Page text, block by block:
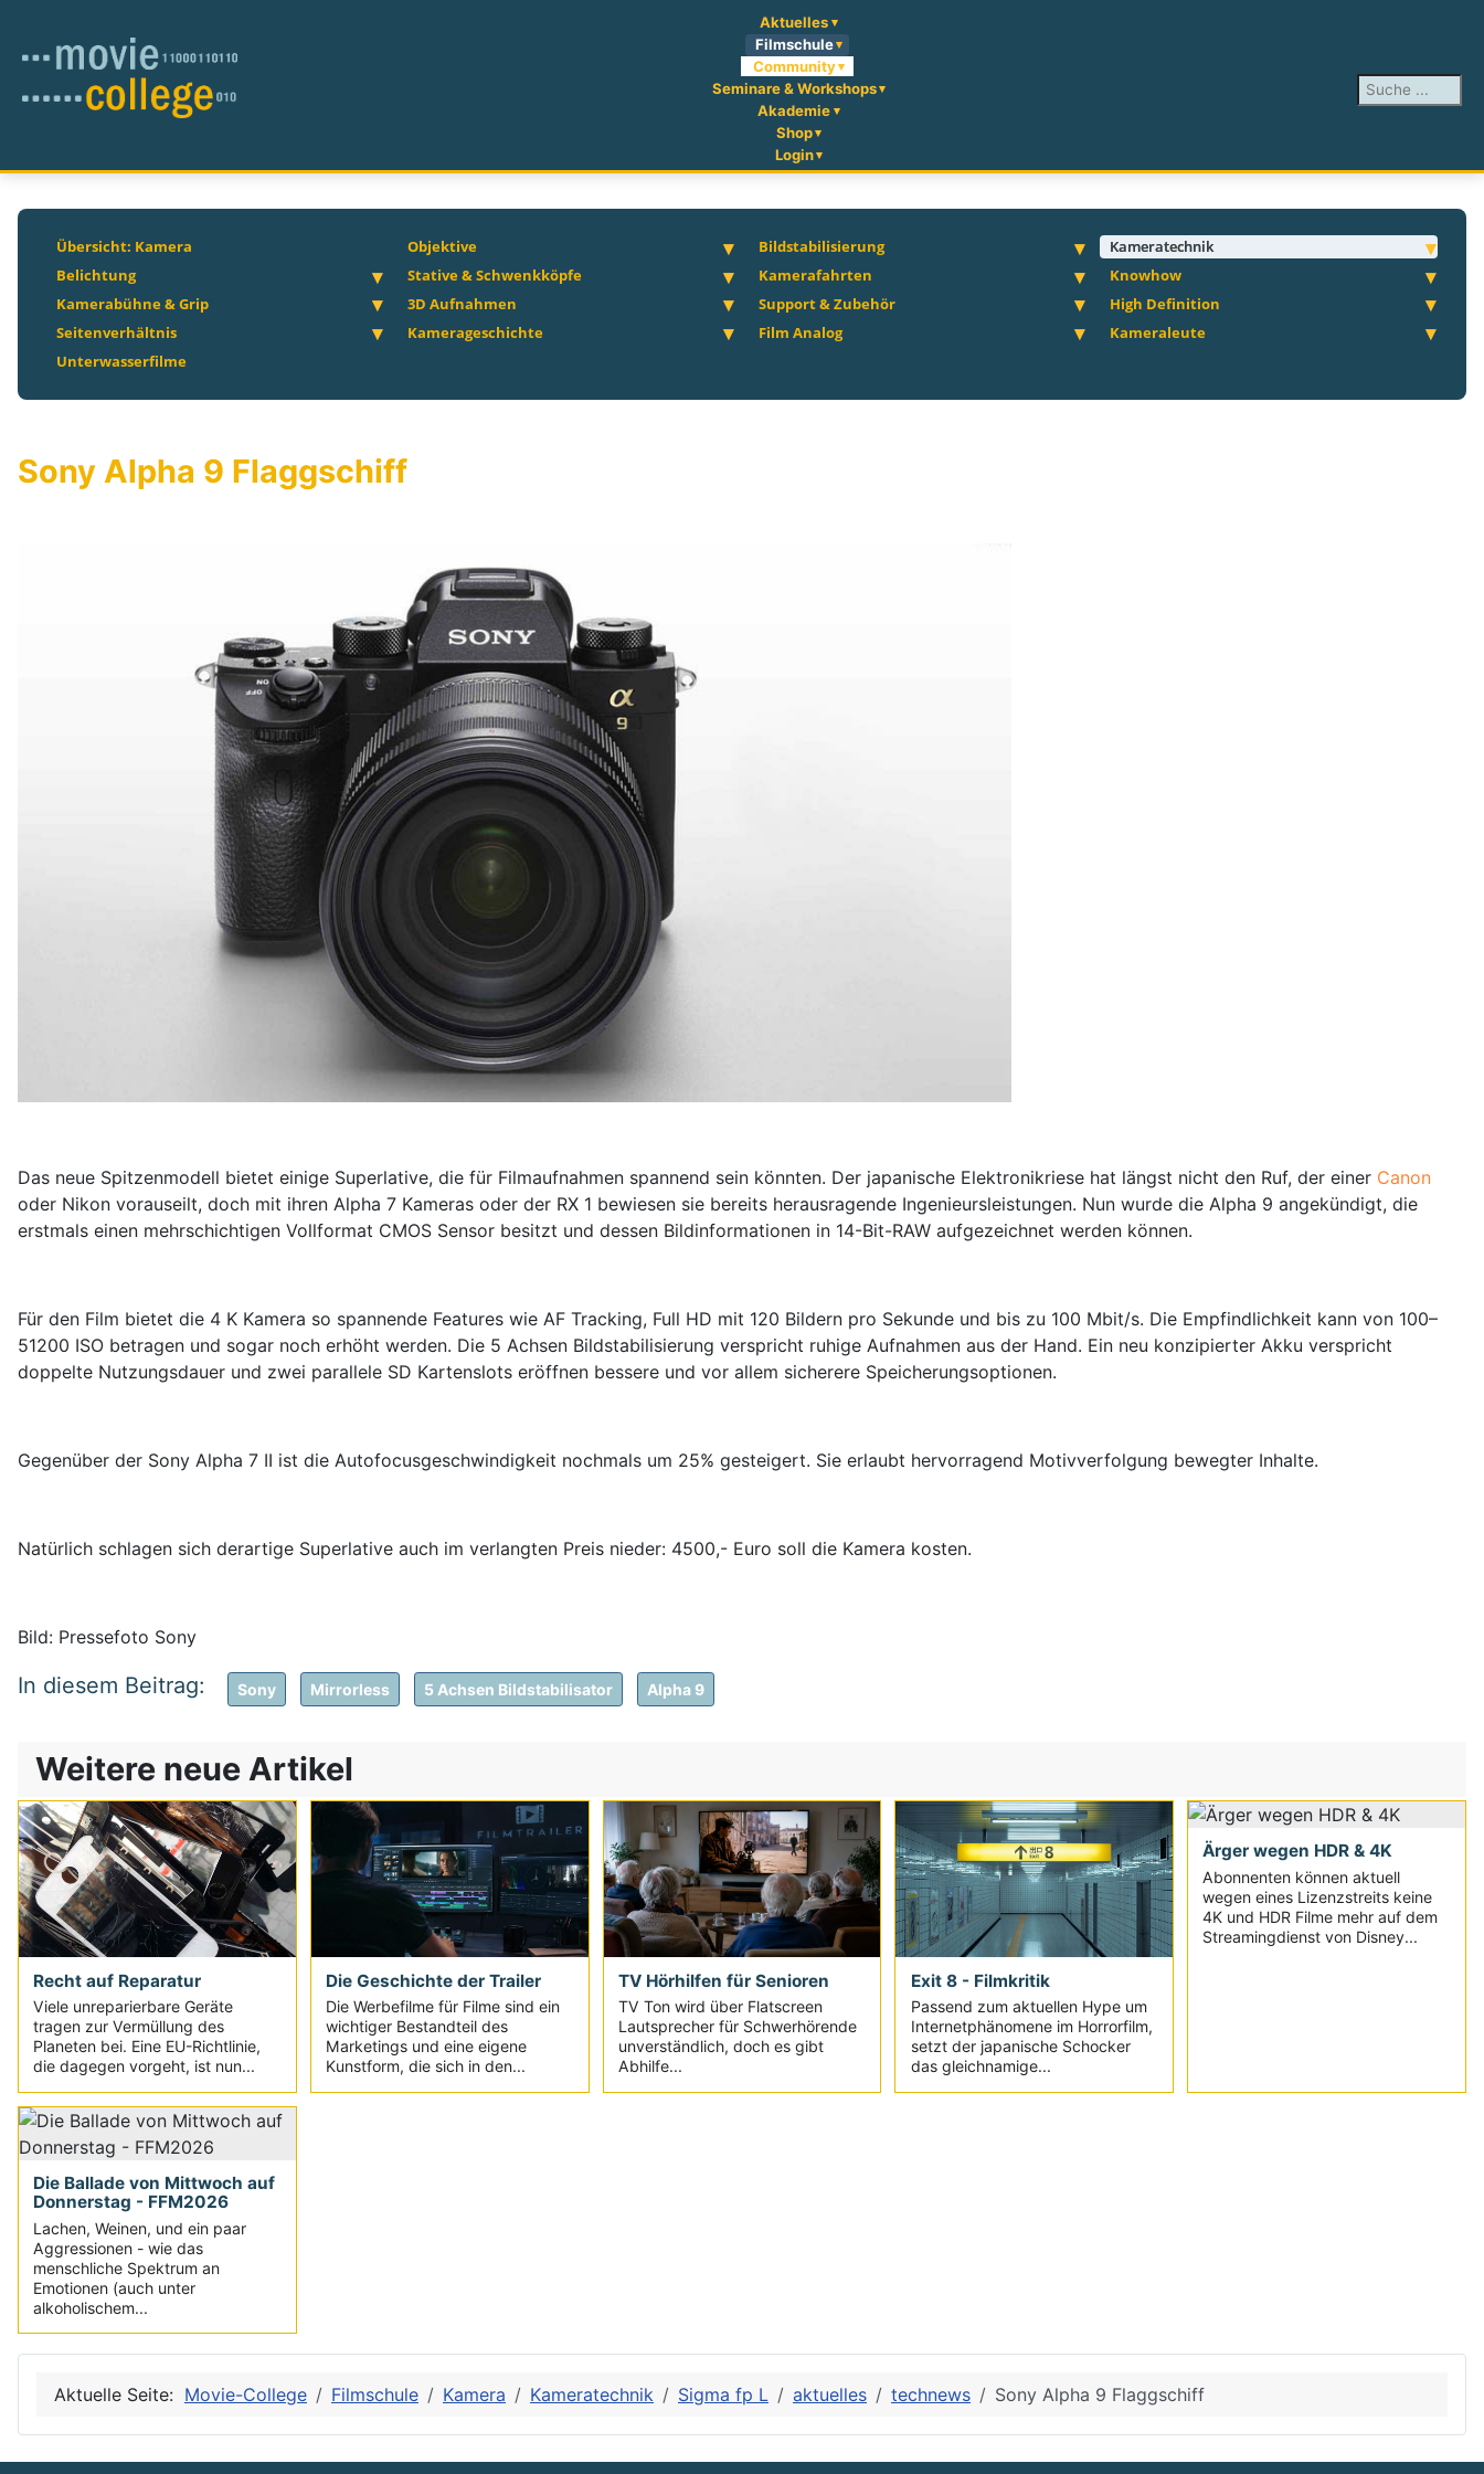
Aktuelles
Filmschule
Community
Seminare & Workshops
Akademie
Shop
Login
Suchen ...
Übersicht: Kamera Objektive Bildstabilisierung
Kameratechnik
Belichtung
Stative & Schwenkköpfe Kamerafahrten
Knowhow
Kamerabühne & Grip
3D Aufnahmen Support & Zubehör
High Definition
Seitenverhältnis
Kamerageschichte Film Analog
Kameraleute
Unterwasserfilme
Sony Alpha 9 Flaggschiff
Das neue Spitzenmodell bietet einige Superlative, die für Filmaufnahmen spannend sein könnten. Der japanische Elektronikriese hat längst nicht den Ruf, der einer Canon
oder Nikon vorauseilt, doch mit ihren Alpha 7 Kameras oder der RX 1 bewiesen sie bereits herausragende Ingenieursleistungen. Nun wurde die Alpha 9 angekündigt, die
erstmals einen mehrschichtigen Vollformat CMOS Sensor besitzt und dessen Bildinformationen in 14-Bit-RAW aufgezeichnet werden können.
Für den Film bietet die 4 K Kamera so spannende Features wie AF Tracking, Full HD mit 120 Bildern pro Sekunde und bis zu 100 Mbit/s. Die Empfindlichkeit kann von 100–
51200 ISO betragen und sogar noch erhöht werden. Die 5 Achsen Bildstabilisierung verspricht ruhige Aufnahmen aus der Hand. Ein neu konzipierter Akku verspricht
doppelte Nutzungsdauer und zwei parallele SD Kartenslots eröffnen bessere und vor allem sicherere Speicherungsoptionen.
Gegenüber der Sony Alpha 7 II ist die Autofocusgeschwindigkeit nochmals um 25% gesteigert. Sie erlaubt hervorragend Motivverfolgung bewegter Inhalte.
Natürlich schlagen sich derartige Superlative auch im verlangten Preis nieder: 4500,- Euro soll die Kamera kosten.
Bild: Pressefoto Sony
Sony Mirrorless 5 Achsen Bildstabilisator Alpha 9
Weitere neue Artikel
Recht auf Reparatur
Viele unreparierbare Geräte
tragen zur Vermüllung des
Planeten bei. Eine EU-Richtlinie,
die dagegen vorgeht, ist nun...
Die Geschichte der Trailer
Die Werbefilme für Filme sind ein
wichtiger Bestandteil des
Marketings und eine eigene
Kunstform, die sich in den...
TV Hörhilfen für Senioren
TV Ton wird über Flatscreen
Lautsprecher für Schwerhörende
unverständlich, doch es gibt
Abhilfe...
Exit 8 - Filmkritik
Passend zum aktuellen Hype um
Internetphänomene im Horrorfilm,
setzt der japanische Schocker
das gleichnamige...
Ärger wegen HDR & 4K
Abonnenten können aktuell
wegen eines Lizenzstreits keine
4K und HDR Filme mehr auf dem
Streamingdienst von Disney...
Die Ballade von Mittwoch auf
Donnerstag - FFM2026
Lachen, Weinen, und ein paar
Aggressionen - wie das
menschliche Spektrum an
Emotionen (auch unter
alkoholischem...
Aktuelle Seite: Movie-College Filmschule Kamera Kameratechnik Sigma fp L aktuelles technews Sony Alpha 9 Flaggschiff